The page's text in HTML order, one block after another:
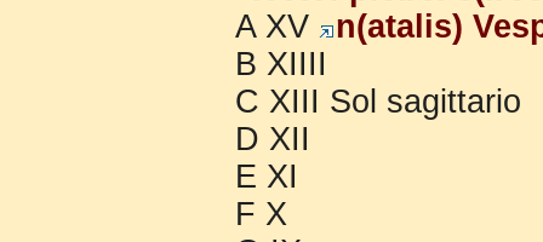
A XV
n(atalis)
B XIIII
C XIII Sol sagittario
D XII
E XI
F X